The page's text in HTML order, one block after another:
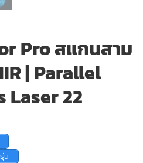
Pro สแกนสาม
| Parallel
Laser 22
฿
น